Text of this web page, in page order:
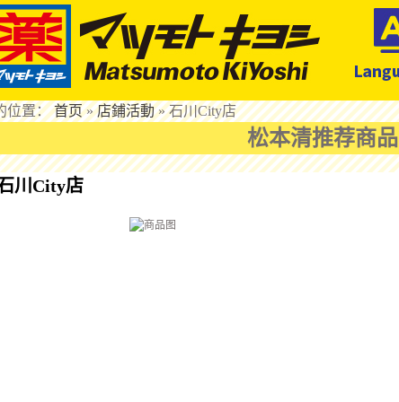
位置：首页»店鋪活動»石川City店
松本清推荐商品
川City店